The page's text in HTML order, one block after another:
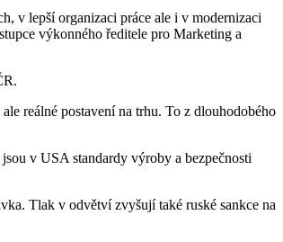
v lepší organizaci práce ale i v modernizaci
výkonného ředitele pro Marketing a
reálné postavení na trhu. To z dlouhodobého
v USA standardy výroby a bezpečnosti
Tlak v odvětví zvyšují také ruské sankce na